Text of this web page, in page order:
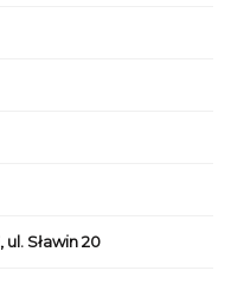
ul. Sławin 20